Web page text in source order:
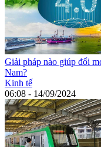
Giải pháp nào giúp đổi
Nam?
Kinh tế
06:08 - 14/09/2024